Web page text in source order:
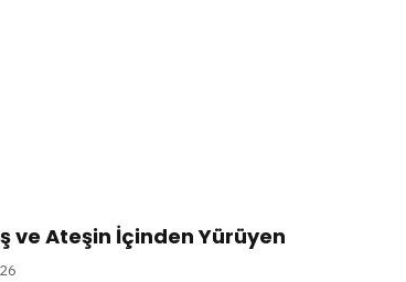
ve Ateşin İçinden Yürüyen